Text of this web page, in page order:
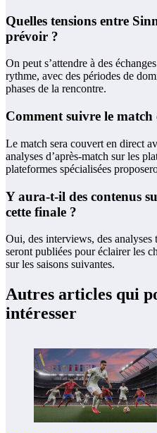
Quelles tensions entre
prévoir ?
On peut s’attendre à des
rythme, avec des périodes de
phases de la rencontre.
Comment suivre le match
Le match sera couvert en direct
analyses d’après-match sur les
plateformes spécialisées
Y aura-t-il des contenus
cette finale ?
Oui, des interviews, des analyses
seront publiées pour éclairer les
sur les saisons suivantes.
Autres articles qui
intéresser